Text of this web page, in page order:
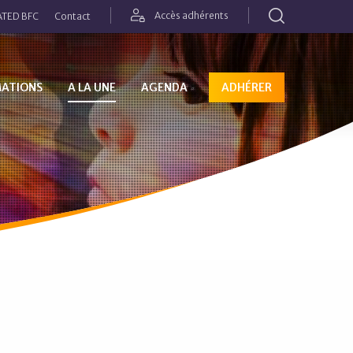
BFC Contact Accès adhérents
A LA UNE AGENDA ADHÉRER